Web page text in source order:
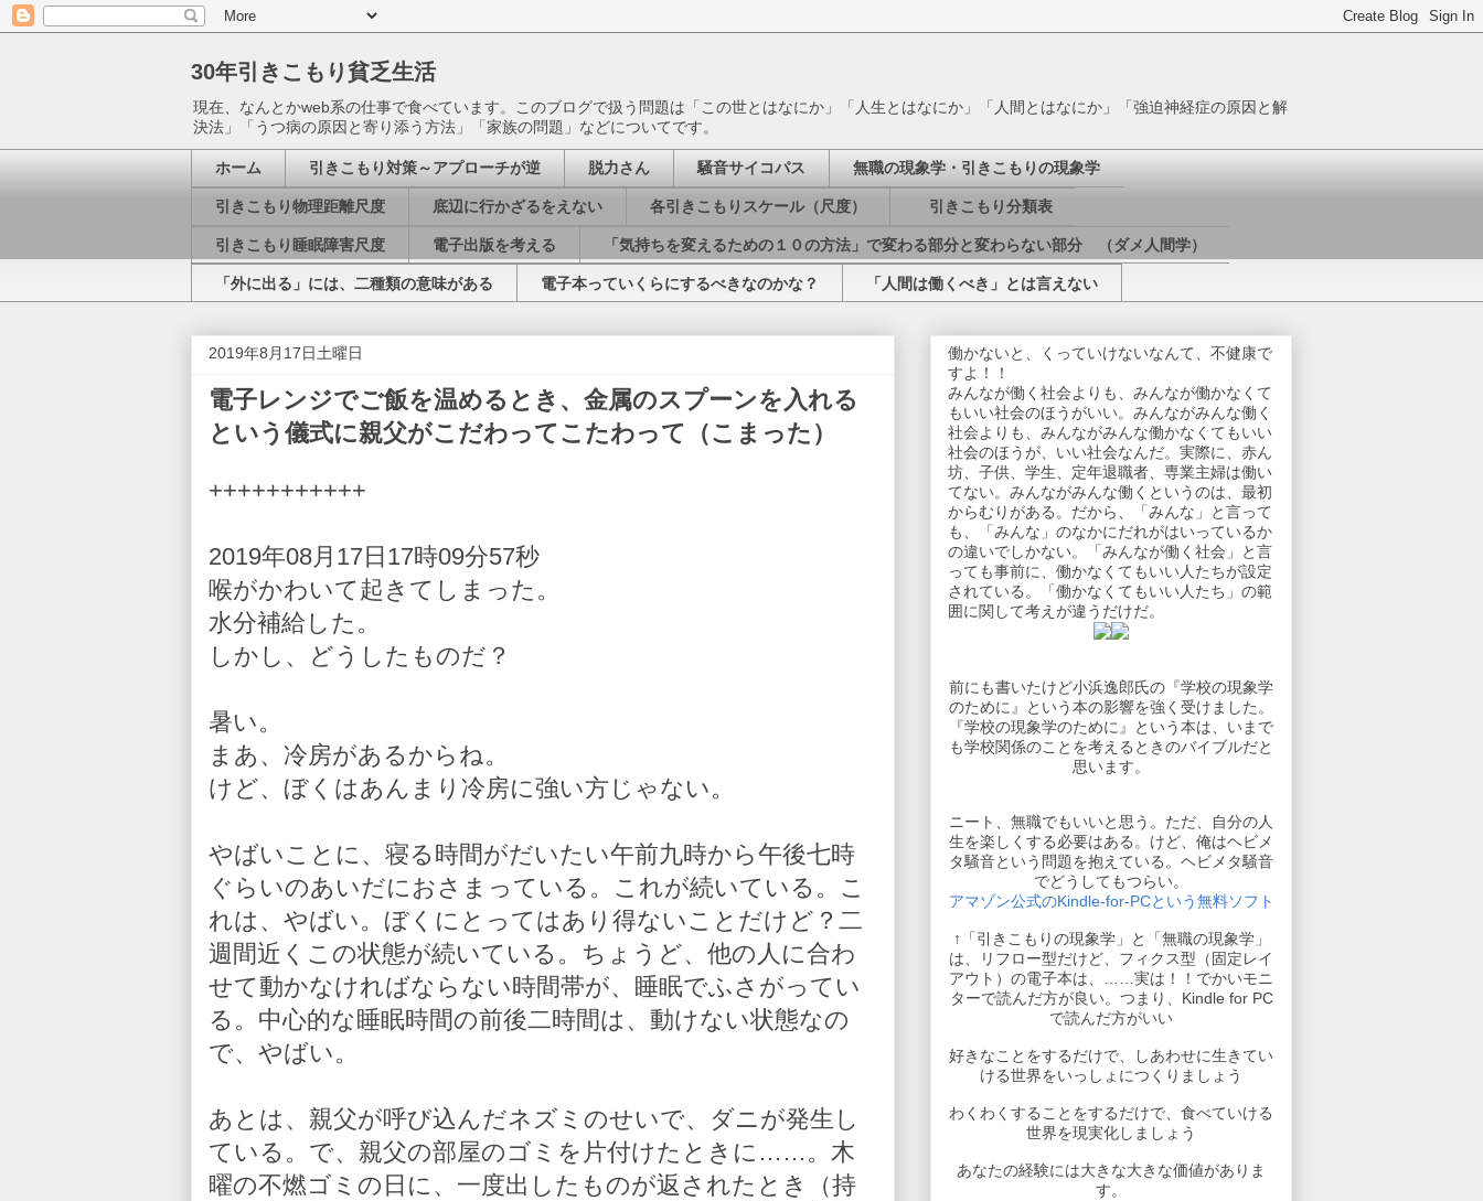
30年引きこもり貧乏生活
現在、なんとかweb系の仕事で食べています。このブログで扱う問題は「この世とはなにか」「人生とはなにか」「人間とはなにか」「強迫神経症の原因と解
決法」「うつ病の原因と寄り添う方法」「家族の問題」などについてです。
ホーム 引きこもり対策～アプローチが逆 脱力さん 騒音サイコパス 無職の現象学・引きこもりの現象学
引きこもり物理距離尺度 底辺に行かざるをえない 各引きこもりスケール（尺度） 引きこもり分類表
引きこもり睡眠障害尺度 電子出版を考える 「気持ちを変えるための１０の方法」で変わる部分と変わらない部分 （ダメ人間学）
「外に出る」には、二種類の意味がある 電子本っていくらにするべきなのかな？ 「人間は働くべき」とは言えない
2019年8月17日土曜日
電子レンジでご飯を温めるとき、金属のスプーンを入れる
という儀式に親父がこだわってこたわって（こまった）
+++++++++++
2019年08月17日17時09分57秒
喉がかわいて起きてしまった。
水分補給した。
しかし、どうしたものだ？
暑い。
まあ、冷房があるからね。
けど、ぼくはあんまり冷房に強い方じゃない。
やばいことに、寝る時間がだいたい午前九時から午後七時
ぐらいのあいだにおさまっている。これが続いている。こ
れは、やばい。ぼくにとってはあり得ないことだけど？二
週間近くこの状態が続いている。ちょうど、他の人に合わ
せて動かなければならない時間帯が、睡眠でふさがってい
る。中心的な睡眠時間の前後二時間は、動けない状態なの
で、やばい。
あとは、親父が呼び込んだネズミのせいで、ダニが発生し
ている。で、親父の部屋のゴミを片付けたときに……。木
曜の不燃ゴミの日に、一度出したものが返されたとき（持
働かないと、くっていけないなんて、不健康で
すよ！！
みんなが働く社会よりも、みんなが働かなくて
もいい社会のほうがいい。みんながみんな働く
社会よりも、みんながみんな働かなくてもいい
社会のほうが、いい社会なんだ。実際に、赤ん
坊、子供、学生、定年退職者、専業主婦は働い
てない。みんながみんな働くというのは、最初
からむりがある。だから、「みんな」と言って
も、「みんな」のなかにだれがはいっているか
の違いでしかない。「みんなが働く社会」と言
っても事前に、働かなくてもいい人たちが設定
されている。「働かなくてもいい人たち」の範
囲に関して考えが違うだけだ。
前にも書いたけど小浜逸郎氏の『学校の現象学
のために』という本の影響を強く受けました。
『学校の現象学のために』という本は、いまで
も学校関係のことを考えるときのバイブルだと
思います。
ニート、無職でもいいと思う。ただ、自分の人
生を楽しくする必要はある。けど、俺はヘビメ
タ騒音という問題を抱えている。ヘビメタ騒音
でどうしてもつらい。
アマゾン公式のKindle-for-PCという無料ソフト
↑「引きこもりの現象学」と「無職の現象学」
は、リフロー型だけど、フィクス型（固定レイ
アウト）の電子本は、……実は！！でかいモニ
ターで読んだ方が良い。つまり、Kindle for PC
で読んだ方がいい
好きなことをするだけで、しあわせに生きてい
ける世界をいっしょにつくりましょう
わくわくすることをするだけで、食べていける
世界を現実化しましょう
あなたの経験には大きな大きな価値がありま
す。